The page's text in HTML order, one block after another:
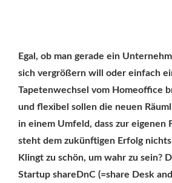
Egal, ob man gerade ein
sich vergrößern will oder einfach
Tapetenwechsel vom Homeoffice
und flexibel sollen die neuen
in einem Umfeld, dass zur eigenen
steht dem zukünftigen Erfolg
Klingt zu schön, um wahr zu sein?
Startup shareDnC (=share Desk